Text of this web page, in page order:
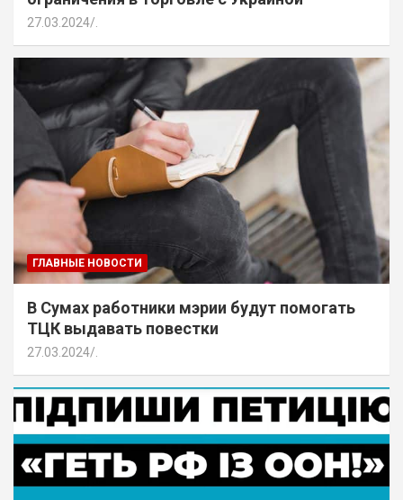
27.03.2024
ГЛАВНЫЕ НОВОСТИ
В Сумах работники мэрии будут помогать
ТЦК выдавать повестки
27.03.2024